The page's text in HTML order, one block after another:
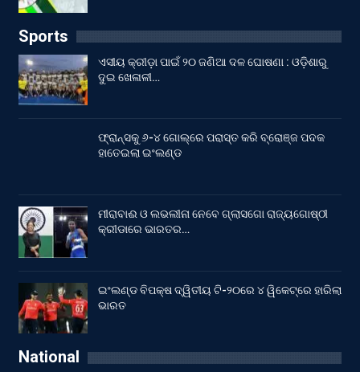
Sports
ଏସୀୟ କ୍ରୀଡ଼ା ପାଇଁ ୨୦ ଜଣିଆ ଦଳ ଘୋଷଣା : ଓଡ଼ିଶାରୁ
ଦୁଇ ଖେଳାଳୀ…
ଫ୍ରାନ୍ସକୁ ୬-୪ ଗୋଲ୍‌ରେ ପରାସ୍ତ କରି ବ୍ରୋଞ୍ଜ ପଦକ
ହାତେଇଲା ଇଂଲଣ୍ଡ
ମୀରାବାଈ ଓ ଲଭଲୀନା ନେବେ ଗ୍ଲାସଗୋ ରାଜ୍ୟଗୋଷ୍ଠୀ
କ୍ରୀଡାରେ ଭାରତର…
ଇଂଲଣ୍ଡ ବିପକ୍ଷ ଦ୍ୱିତୀୟ ଟି-୨୦ରେ ୪ ୱିକେଟ୍‌ରେ ହାରିଲା
ଭାରତ
National